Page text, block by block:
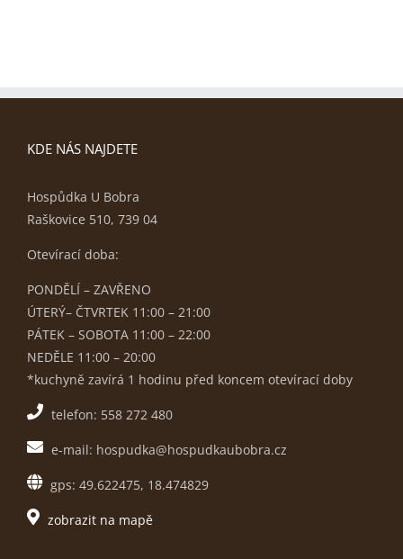
KDE NÁS NAJDETE
Hospůdka U Bobra
Raškovice 510, 739 04
Otevírací doba:
PONDĚLÍ – ZAVŘENO
ÚTERÝ– ČTVRTEK 11:00 – 21:00
PÁTEK – SOBOTA 11:00 – 22:00
NEDĚLE 11:00 – 20:00
*kuchyně zavírá 1 hodinu před koncem otevírací doby
telefon: 558 272 480
e-mail: hospudka@hospudkaubobra.cz
gps: 49.622475, 18.474829
zobrazit na mapě